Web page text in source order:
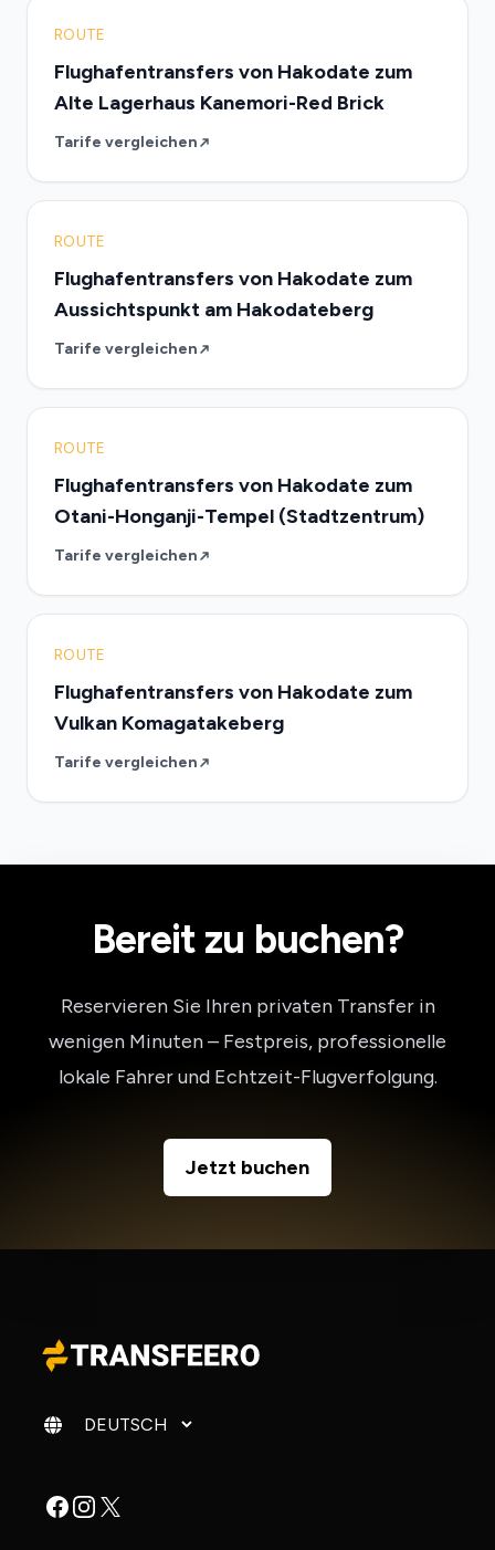
ROUTE
Flughafentransfers von Hakodate zum
Alte Lagerhaus Kanemori-Red Brick
Tarife vergleichen
ROUTE
Flughafentransfers von Hakodate zum
Aussichtspunkt am Hakodateberg
Tarife vergleichen
ROUTE
Flughafentransfers von Hakodate zum
Otani-Honganji-Tempel (Stadtzentrum)
Tarife vergleichen
ROUTE
Flughafentransfers von Hakodate zum
Vulkan Komagatakeberg
Tarife vergleichen
Bereit zu buchen?
Reservieren Sie Ihren privaten Transfer in
wenigen Minuten – Festpreis, professionelle
lokale Fahrer und Echtzeit-Flugverfolgung.
Jetzt buchen
Sprache ändern
Facebook
Instagram
X